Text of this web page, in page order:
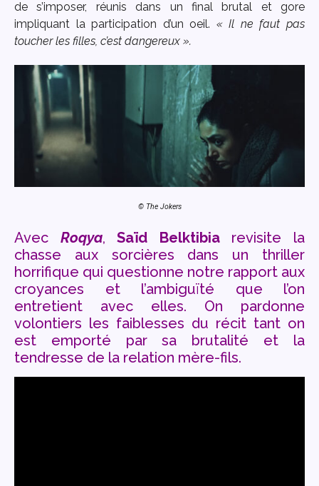
de s’imposer, réunis dans un final brutal et gore
impliquant la participation d’un oeil. « Il ne faut pas
toucher les filles, c’est dangereux ».
© The Jokers
Avec Roqya,Saïd Belktibiarevisite la
chasse aux sorcières dans un thriller
horrifique qui questionne notre rapport aux
croyances et l’ambiguïté que l’on
entretient avec elles. On pardonne
volontiers les faiblesses du récit tant on
est emporté par sa brutalité et la
tendresse de la relation mère-fils.